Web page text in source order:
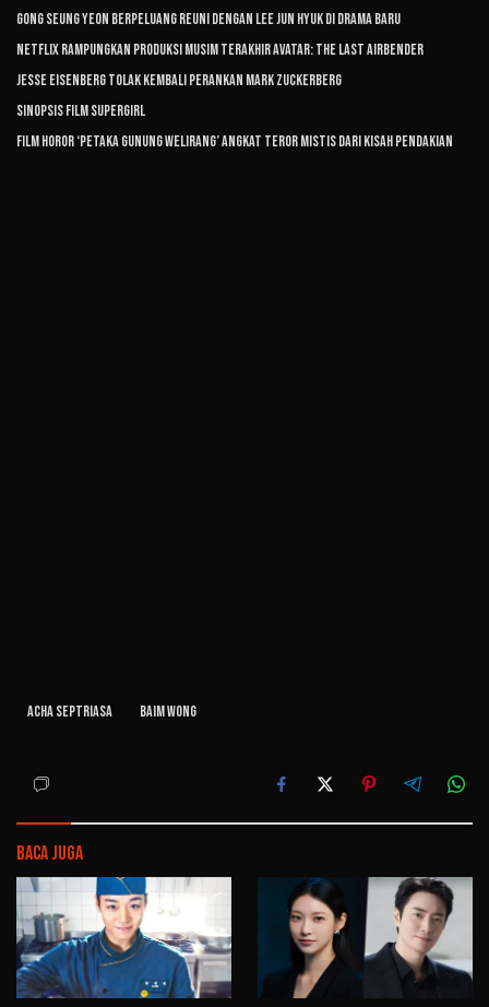
Gong Seung Yeon Berpeluang Reuni dengan Lee Jun Hyuk di Drama Baru
Netflix Rampungkan Produksi Musim Terakhir Avatar: The Last Airbender
Jesse Eisenberg Tolak Kembali Perankan Mark Zuckerberg
Sinopsis Film Supergirl
Film Horor ‘Petaka Gunung Welirang’ Angkat Teror Mistis dari Kisah Pendakian
Acha Septriasa Baim Wong
Baca Juga